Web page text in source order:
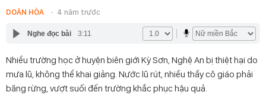
DOÃN HÒA 4 năm trước
Nghe đọc bài 3:11
Nhiều trường học ở huyện biên giới Kỳ Sơn, Nghệ An bị thiệt hại do
mưa lũ, không thể khai giảng. Nước lũ rút, nhiều thầy cô giáo phải
băng rừng, vượt suối đến trường khắc phục hậu quả.